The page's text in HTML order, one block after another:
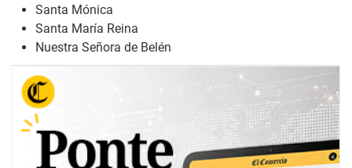
Santa Mónica
Santa María Reina
Nuestra Señora de Belén